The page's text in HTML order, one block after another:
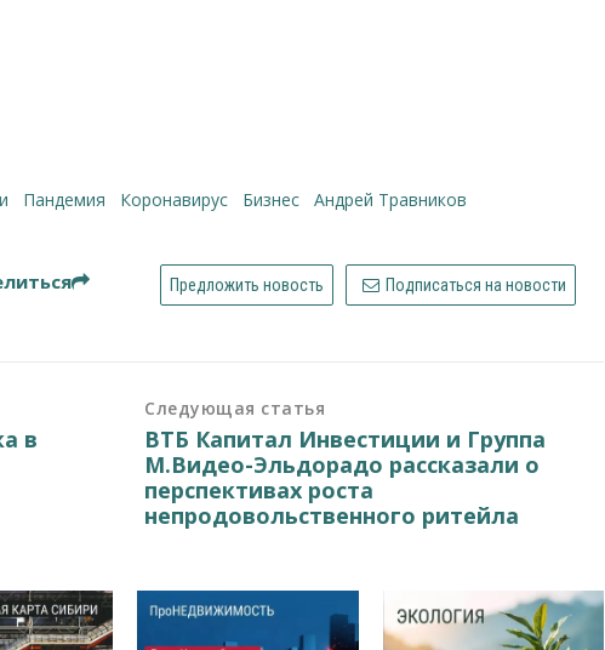
пандемия коронавирус бизнес Андрей Травников
Предложить новость Подписаться на новости
в
Следующая статья
ВТБ Капитал Инвестиции и Группа
М.Видео-Эльдорадо рассказали о
перспективах роста
непродовольственного ритейла